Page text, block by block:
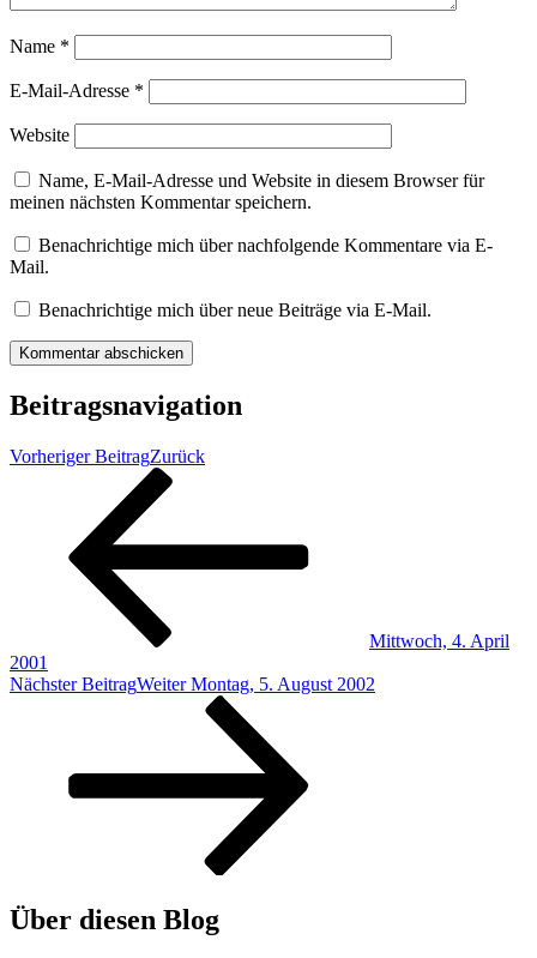
Name *
E-Mail-Adresse *
Website
Name, E-Mail-Adresse und Website in diesem Browser für
meinen nächsten Kommentar speichern.
Benachrichtige mich über nachfolgende Kommentare via E-
Mail.
Benachrichtige mich über neue Beiträge via E-Mail.
Beitragsnavigation
Vorheriger BeitragZurück
Mittwoch, 4. April
2001
Nächster BeitragWeiter Montag, 5. August 2002
Über diesen Blog